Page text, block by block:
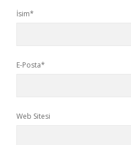
İsim*
E-Posta*
Web Sitesi